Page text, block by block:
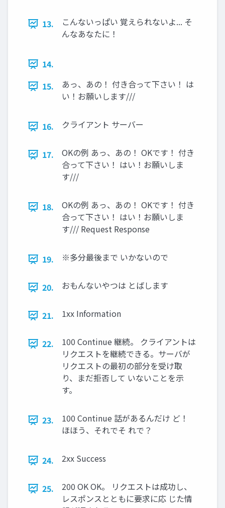
13.
こんないっぱい 覚えられないよ... そ
んなあなたに！
14.
15.
あっ、あの！ 付き合って下さい！ は
い！お願いします///
16. クライアント サーバー
17.
OKの例 あっ、あの！ OKです！ 付き
合って下さい！ はい！お願いしま
す///
18.
OKの例 あっ、あの！ OKです！ 付き
合って下さい！ はい！お願いしま
す/// Request Response
19. ※多分最後まで いかないので
20. おもんないやつは とばします
21. 1xx Information
22.
100 Continue 継続。 クライアントは
リクエストを継続できる。サーバが
リクエストの最初の部分を受け取
り、まだ拒否して いないことを示
す。
23.
100 Continue 話があるんだけ ど！
ほほう、それでそ れで？
24. 2xx Success
25.
200 OK OK。 リクエストは成功し、
レスポンスとともに要求に応 じた情